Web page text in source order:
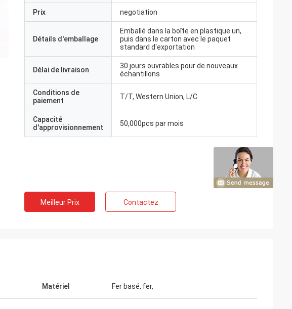
notre coopération. Associé
!
Prix negotiation
Détails d'emballage
Emballé dans la boîte en plastique un,
puis dans le carton avec le paquet
standard d'exportation
Délai de livraison
30 jours ouvrables pour de nouveaux
échantillons
Conditions de
paiement
T/T, Western Union, L/C
Capacité
d'approvisionnement
50,000pcs par mois
Meilleur Prix Contactez
Matériel Fer basé, fer,